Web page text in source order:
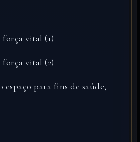
vital (1)
vital (2)
espaço para fins de saúde,